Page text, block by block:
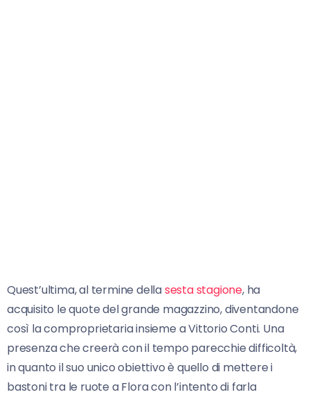
Quest’ultima, al termine dellasesta stagione, ha
acquisito le quote del grande magazzino, diventandone
così la comproprietaria insieme a Vittorio Conti. Una
presenza che creerà con il tempo parecchie difficoltà,
in quanto il suo unico obiettivo è quello di mettere i
bastoni tra le ruote a Flora con l’intento di farla